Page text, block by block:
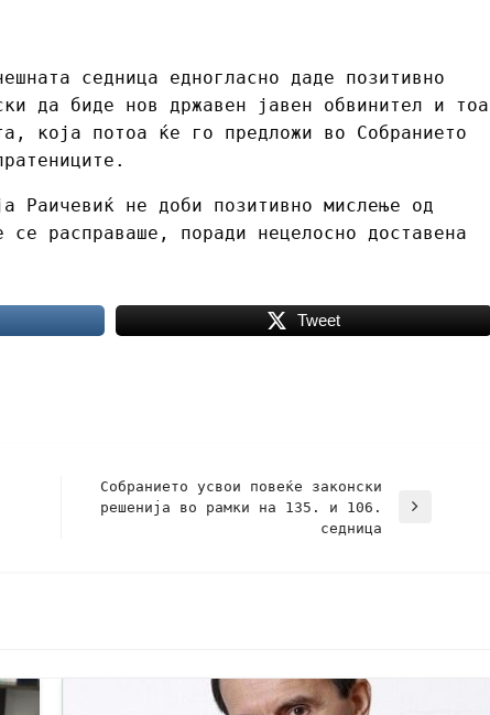
седница едногласно даде позитивно
да биде нов државен јавен обвинител и тоа
која потоа ќе го предложи во Собранието
Раичевиќ не доби позитивно мислење од
расправаше, поради нецелосно доставена
Tweet
Собранието усвои повеќе законски
решенија во рамки на 135. и 106.
седница